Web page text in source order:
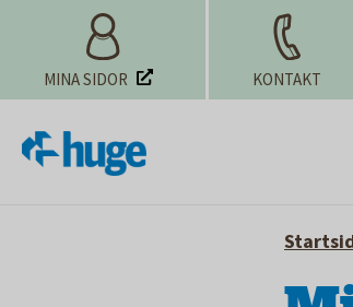
MINA SIDOR KONTAKT